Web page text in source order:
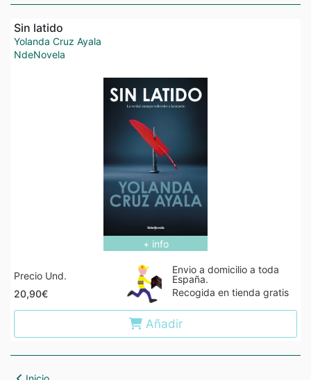
Sin latido
Yolanda Cruz Ayala
NdeNovela
+ info
Precio Und.
20,90€
Envio a domicilio a toda
España.
Recogida en tienda gratis
Añadir